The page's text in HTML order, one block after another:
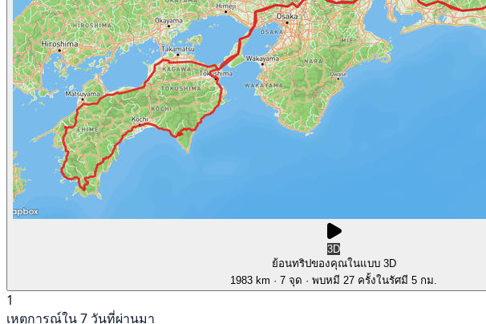
3D
ย้อนทริปของคุณในแบบ 3D
1983 km · 7 จุด · พบหมี 27 ครั้งในรัศมี 5 กม.
1
เหตุการณ์ใน 7 วันที่ผ่านมา